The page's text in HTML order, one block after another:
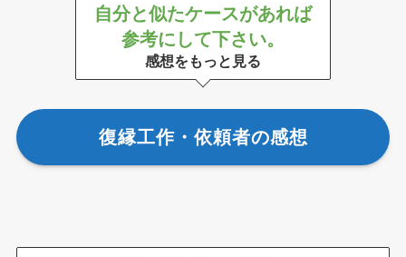
自分と似たケースがあれば
参考にして下さい。
感想をもっと見る
復縁工作・依頼者の感想